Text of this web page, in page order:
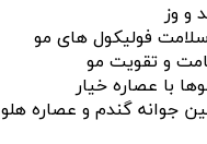
و وز
فولیکول های مو
و تقویت مو
با عصاره خیار
جوانه گندم و عصاره هلو